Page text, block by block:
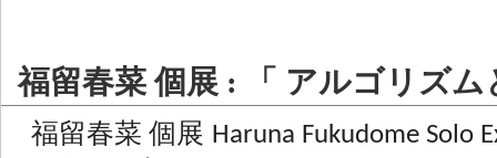
福留春菜 個展 : 「 アルゴリズム
福留春菜 個展 Haruna Fukudome Solo